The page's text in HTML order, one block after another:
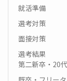
就活準備
選考対策
面接対策
選考結果
第二新卒・20代